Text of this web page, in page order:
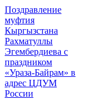
Поздравление
муфтия
Кыргызстана
Рахматуллы
Эгембердиева с
праздником
«Ураза-Байрам» в
адрес ЦДУМ
России